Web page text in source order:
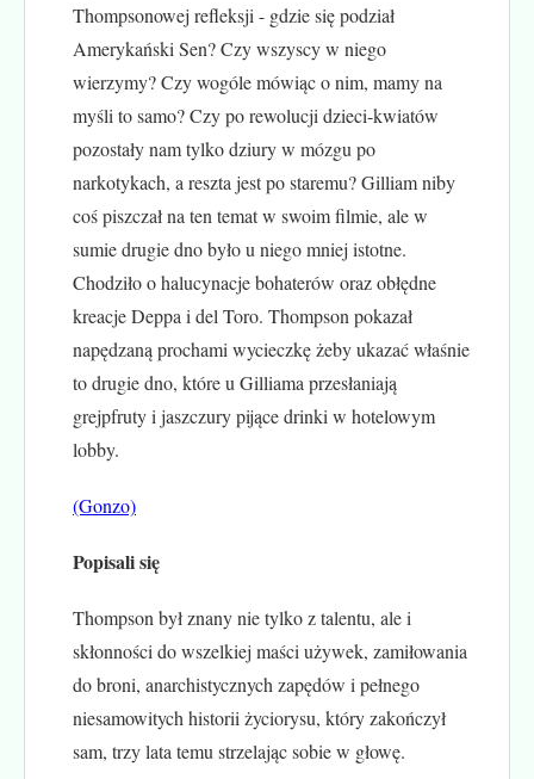
Thompsonowej refleksji - gdzie się podział
Amerykański Sen? Czy wszyscy w niego
wierzymy? Czy wogóle mówiąc o nim, mamy na
myśli to samo? Czy po rewolucji dzieci-kwiatów
pozostały nam tylko dziury w mózgu po
narkotykach, a reszta jest po staremu? Gilliam niby
coś piszczał na ten temat w swoim filmie, ale w
sumie drugie dno było u niego mniej istotne.
Chodziło o halucynacje bohaterów oraz obłędne
kreacje Deppa i del Toro. Thompson pokazał
napędzaną prochami wycieczkę żeby ukazać właśnie
to drugie dno, które u Gilliama przesłaniają
grejpfruty i jaszczury pijące drinki w hotelowym
lobby.
(Gonzo)
Popisali się
Thompson był znany nie tylko z talentu, ale i
skłonności do wszelkiej maści używek, zamiłowania
do broni, anarchistycznych zapędów i pełnego
niesamowitych historii życiorysu, który zakończył
sam, trzy lata temu strzelając sobie w głowę.